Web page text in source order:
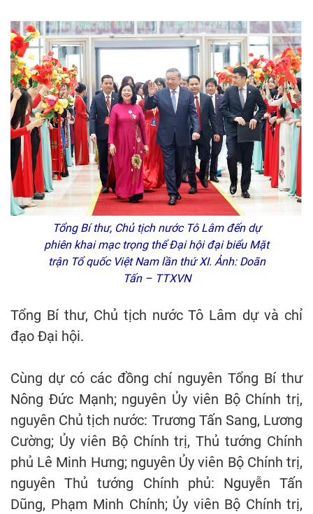
Tổng Bí thư, Chủ tịch nước Tô Lâm đến dự
phiên khai mạc trọng thể Đại hội đại biểu Mặt
trận Tổ quốc Việt Nam lần thứ XI. Ảnh: Doãn
Tấn – TTXVN
Tổng Bí thư, Chủ tịch nước Tô Lâm dự và chỉ
đạo Đại hội.
Cùng dự có các đồng chí nguyên Tổng Bí thư
Nông Đức Mạnh; nguyên Ủy viên Bộ Chính trị,
nguyên Chủ tịch nước: Trương Tấn Sang, Lương
Cường; Ủy viên Bộ Chính trị, Thủ tướng Chính
phủ Lê Minh Hưng; nguyên Ủy viên Bộ Chính trị,
nguyên Thủ tướng Chính phủ: Nguyễn Tấn
Dũng, Phạm Minh Chính; Ủy viên Bộ Chính trị,